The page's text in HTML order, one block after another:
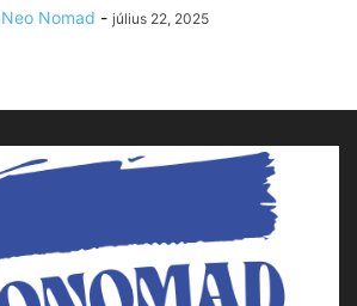
Neo Nomad - július 22, 2025